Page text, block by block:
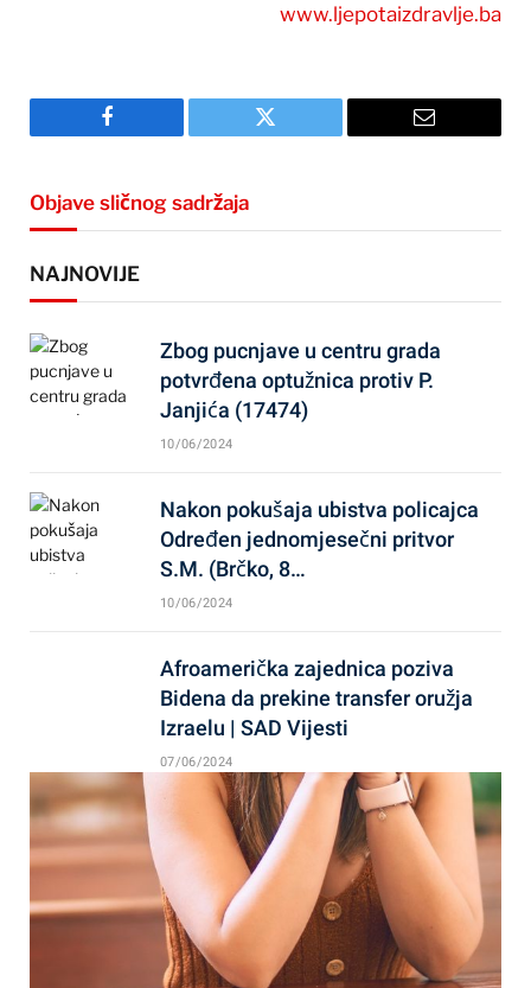
www.ljepotaizdravlje.ba
Facebook Twitter Email
Objave sličnog sadržaja
NAJNOVIJE
Zbog pucnjave u centru grada
potvrđena optužnica protiv P.
Janjića (17474)
10/06/2024
Nakon pokušaja ubistva policajca
Određen jednomjesečni pritvor
S.M. (Brčko, 8…
10/06/2024
Afroamerička zajednica poziva
Bidena da prekine transfer oružja
Izraelu | SAD Vijesti
07/06/2024